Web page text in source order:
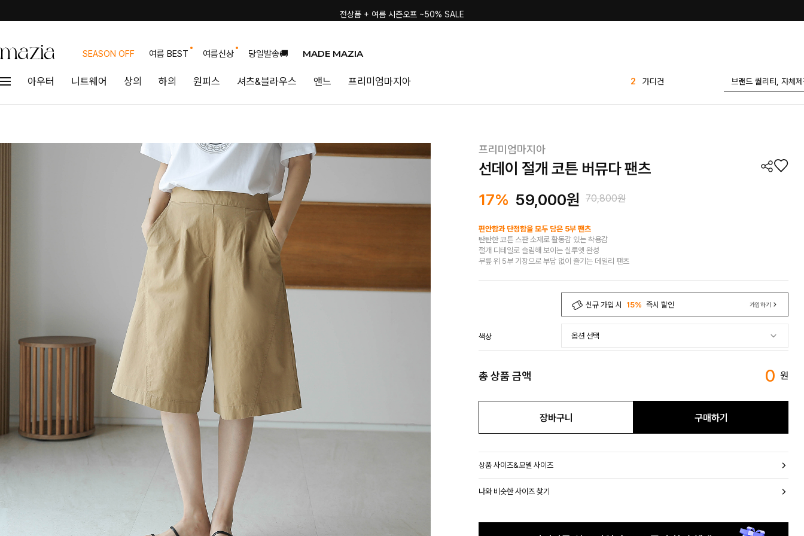
전상품 + 여름 시즌오프 ~50% SALE
SEASON OFF 여름 BEST 여름신상 당일발송🚚 MADE MAZIA
아우터 니트웨어 상의 하의 원피스 셔츠&블라우스 앤느 프리미엄마지아 3
세트
8
블라우스
프리미엄마지아
선데이 절개 코튼 버뮤다 팬츠
17% 59,000원 70,800원
편안함과 단정함을 모두 담은 5부 팬츠
탄탄한 코튼 스판 소재로 활동감 있는 착용감
절개 디테일로 슬림해 보이는 실루엣 완성
무릎 위 5부 기장으로 부담 없이 즐기는 데일리 팬츠
신규 가입 시 15% 즉시 할인 가입하기
색상
총 상품 금액 0 원
장바구니 구매하기
상품 사이즈&모델 사이즈
나와 비슷한 사이즈 찾기